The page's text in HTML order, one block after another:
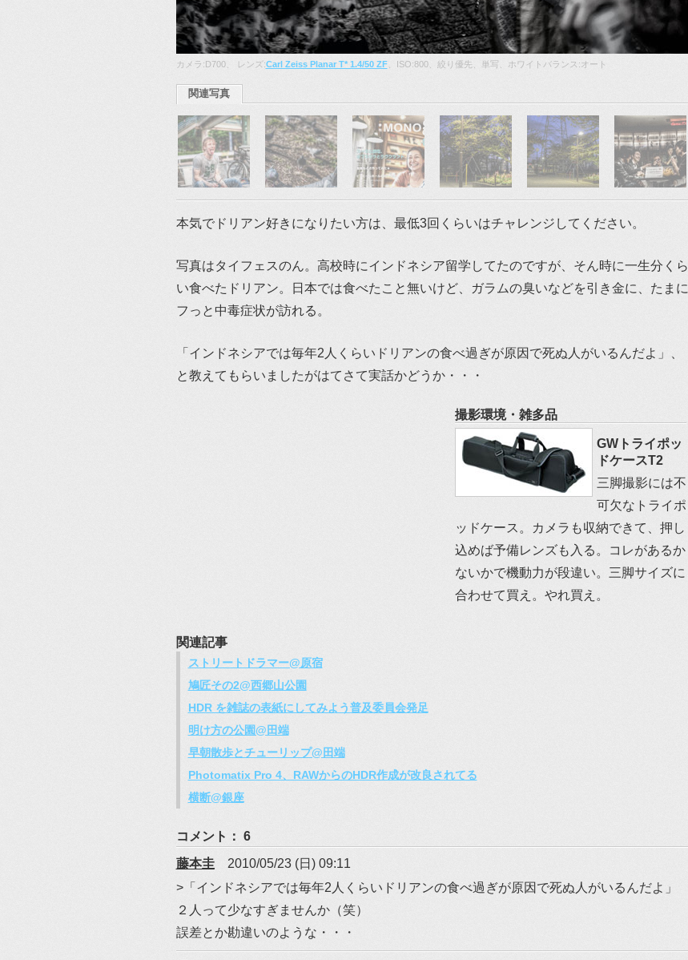
カメラ:D700、 レンズ:Carl Zeiss Planar T* 1.4/50 ZF、ISO:800、絞り優先、単写、ホワイトバランス:オート
関連写真
本気でドリアン好きになりたい方は、最低3回くらいはチャレンジしてください。
写真はタイフェスのん。高校時にインドネシア留学してたのですが、そん時に一生分くら
い食べたドリアン。日本では食べたこと無いけど、ガラムの臭いなどを引き金に、たまに
フっと中毒症状が訪れる。
「インドネシアでは毎年2人くらいドリアンの食べ過ぎが原因で死ぬ人がいるんだよ」、
と教えてもらいましたがはてさて実話かどうか・・・
撮影環境・雑多品
GWトライポッ
ドケースT2
三脚撮影には不
可欠なトライポ
ッドケース。カメラも収納できて、押し
込めば予備レンズも入る。コレがあるか
ないかで機動力が段違い。三脚サイズに
合わせて買え。やれ買え。
関連記事
ストリートドラマー@原宿
鳩匠その2@西郷山公園
HDR を雑誌の表紙にしてみよう普及委員会発足
明け方の公園@田端
早朝散歩とチューリップ@田端
Photomatix Pro 4、RAWからのHDR作成が改良されてる
横断@銀座
コメント： 6
藤本圭
2010/05/23 (日) 09:11
>「インドネシアでは毎年2人くらいドリアンの食べ過ぎが原因で死ぬ人がいるんだよ」
２人って少なすぎませんか（笑）
誤差とか勘違いのような・・・